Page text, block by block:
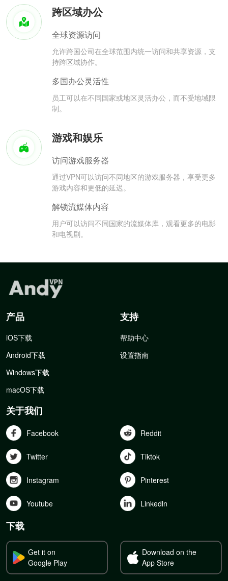
跨区域办公
全球资源访问
允许跨国公司在全球范围内统一访问和共享资源，支
持跨区域协作。
多国办公灵活性
员工可以在不同国家或地区灵活办公，而不受地域限
制。
游戏和娱乐
访问游戏服务器
通过VPN可以访问不同地区的游戏服务器，享受更多
游戏内容和更低的延迟。
解锁流媒体内容
用户可以访问不同国家的流媒体库，观看更多的电影
和电视剧。
产品
iOS下载
Android下载
Windows下载
macOS下载
支持
帮助中心
设置指南
关于我们
Facebook Reddit
Twitter Tiktok
Instagram Pinterest
Youtube Linkedln
下载
Get it on
Google Play
Download on the
App Store